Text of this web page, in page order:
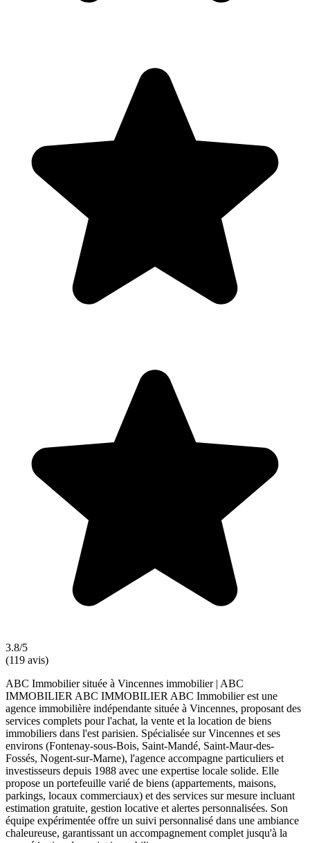
3.8/5
(119 avis)
ABC Immobilier située à Vincennes immobilier | ABC
IMMOBILIER ABC IMMOBILIER ABC Immobilier est une
agence immobilière indépendante située à Vincennes, proposant des
services complets pour l'achat, la vente et la location de biens
immobiliers dans l'est parisien. Spécialisée sur Vincennes et ses
environs (Fontenay-sous-Bois, Saint-Mandé, Saint-Maur-des-
Fossés, Nogent-sur-Marne), l'agence accompagne particuliers et
investisseurs depuis 1988 avec une expertise locale solide. Elle
propose un portefeuille varié de biens (appartements, maisons,
parkings, locaux commerciaux) et des services sur mesure incluant
estimation gratuite, gestion locative et alertes personnalisées. Son
équipe expérimentée offre un suivi personnalisé dans une ambiance
chaleureuse, garantissant un accompagnement complet jusqu'à la